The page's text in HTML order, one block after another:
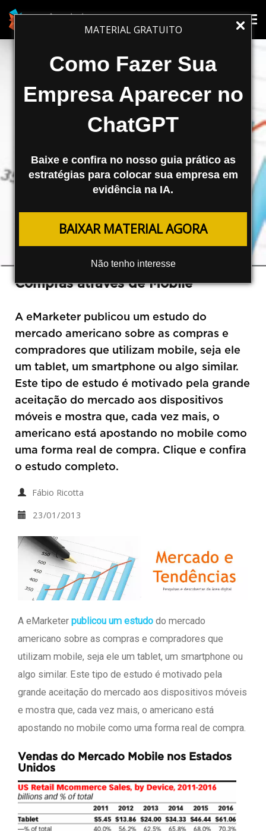
MATERIAL GRATUITO
Como Fazer Sua
Empresa Aparecer no
ChatGPT
Baixe e confira no nosso guia prático as
estratégias para colocar sua empresa em
evidência na IA.
BAIXAR MATERIAL AGORA
Não tenho interesse
Estudo Revela Aumento em
Número de Compradores e
Compras através de Mobile
A eMarketer publicou um estudo do
mercado americano sobre as compras e
compradores que utilizam mobile, seja ele
um tablet, um smartphone ou algo similar.
Este tipo de estudo é motivado pela grande
aceitação do mercado aos dispositivos
móveis e mostra que, cada vez mais, o
americano está apostando no mobile como
uma forma real de compra. Clique e confira
o estudo completo.
Fábio Ricotta
23/01/2013
A eMarketer publicou um estudo do mercado
americano sobre as compras e compradores que
utilizam mobile, seja ele um tablet, um smartphone ou
algo similar. Este tipo de estudo é motivado pela
grande aceitação do mercado aos dispositivos móveis
e mostra que, cada vez mais, o americano está
apostando no mobile como uma forma real de compra.
Vendas do Mercado Mobile nos Estados
Unidos